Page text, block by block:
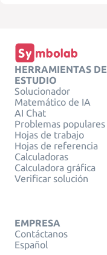
HERRAMIENTAS DE
ESTUDIO
Solucionador
Matemático de IA
AI Chat
Problemas populares
Hojas de trabajo
Hojas de referencia
Calculadoras
Calculadora gráfica
Verificar solución
EMPRESA
Contáctanos
Español